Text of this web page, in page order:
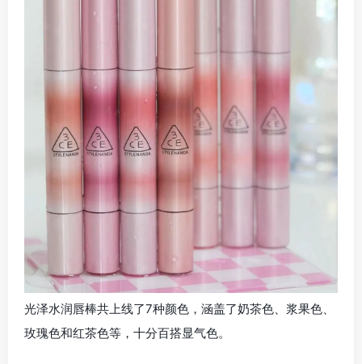
光泽水润唇棒共上线了7种颜色，涵盖了奶茶色、浆果色、
玫瑰色和红茶色等，十分百搭显气色。